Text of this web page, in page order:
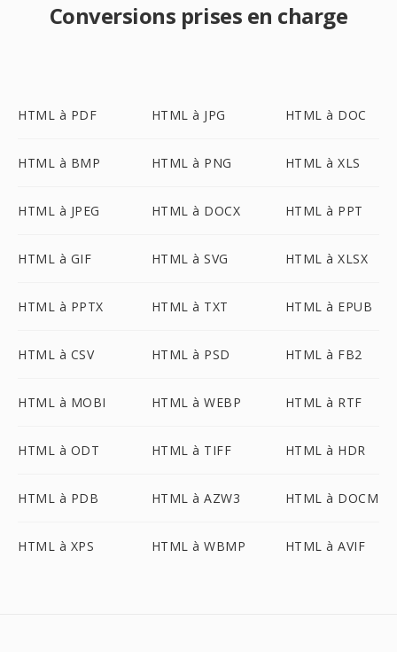
Conversions prises en charge
HTML à PDF HTML à JPG HTML à DOC
HTML à BMP HTML à PNG HTML à XLS
HTML à JPEG HTML à DOCX HTML à PPT
HTML à GIF HTML à SVG HTML à XLSX
HTML à PPTX HTML à TXT HTML à EPUB
HTML à CSV HTML à PSD HTML à FB2
HTML à MOBI HTML à WEBP HTML à RTF
HTML à ODT HTML à TIFF HTML à HDR
HTML à PDB HTML à AZW3 HTML à DOCM
HTML à XPS HTML à WBMP HTML à AVIF